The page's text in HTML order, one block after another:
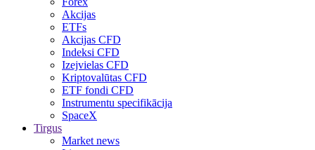
Akcijas
ETFs
Akcijas CFD
Indeksi CFD
Izejvielas CFD
Kriptovalūtas CFD
ETF fondi CFD
Instrumentu specifikācija
SpaceX
Tirgus
Market news